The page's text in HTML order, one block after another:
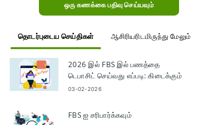
ஒரு கணக்கை பதிவு செய்யவும்
தொடர்புடைய செய்திகள் ஆசிரியரிடமிருந்து மேலும்
2026 இல் FBS இல் பணத்தை
டெபாசிட் செய்வது எப்படி: கிடைக்கும்
வைப்பு முறைகள், கட்டணம்,
03-02-2026
FBS ஐ சரிபார்க்கவும்